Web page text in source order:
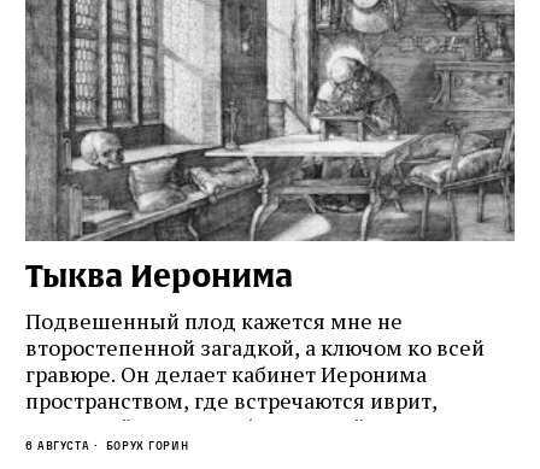
Тыква Иеронима
Подвешенный плод кажется мне не
второстепенной загадкой, а ключом ко всей
гравюре. Он делает кабинет Иеронима
пространством, где встречаются иврит,
греческий и латынь; буквальный смысл и
церковная традиция; филологическая
6 августа Борух Горин